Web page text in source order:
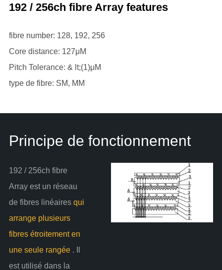
192 / 256ch fibre Array features
fibre number: 128, 192, 256
Core distance: 127μM
Pitch Tolerance: & lt;(1)μM
type de fibre: SM, MM
Principe de fonctionnement
192 / 256ch fibre
Array est un réseau
de fibres linéaires qui
arrange plusieurs
fibres étroitement en
une seule rangée . Il
est utilisé dans la